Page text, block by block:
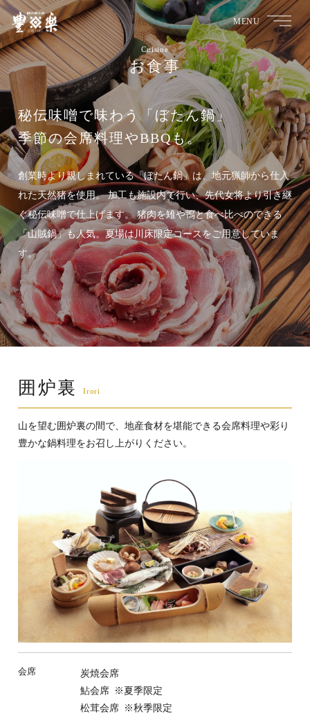
MENU
お食事
Cuisine
秘伝味噌で味わう「ぼたん鍋」
季節の会席料理やBBQも。
創業時より親しまれている「ぼたん鍋」は、地元猟師から仕入
れた天然猪を使用。加工も施設内で行い、先代女将より引き継
ぐ秘伝味噌で仕上げます。猪肉を雉や鴨と食べ比べのできる
「山賊鍋」も人気。夏場は川床限定コースをご用意していま
す。
囲炉裏
山を望む囲炉裏の間で、地産食材を堪能できる会席料理や彩り
豊かな鍋料理をお召し上がりください。
会席
炭焼会席
鮎会席 ※夏季限定
松茸会席 ※秋季限定